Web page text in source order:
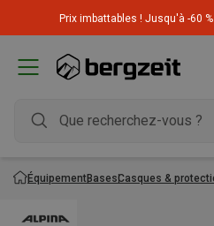
Prix imbattables ! Jusqu'à -60
l'article le moins cher!
ÉquipementBasesCasques &